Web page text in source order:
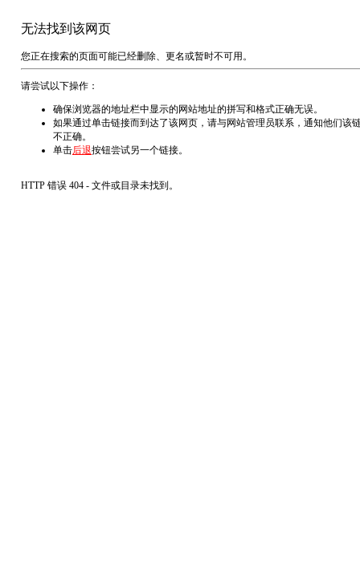
无法找到该网页
您正在搜索的页面可能已经删除、更名或暂时不可用。
请尝试以下操作：
确保浏览器的地址栏中显示的网站地址的拼写和格式正确无误。
如果通过单击链接而到达了该网页，请与网站管理员联系，通知他们该
不正确。
单击后退按钮尝试另一个链接。
HTTP 错误 404 - 文件或目录未找到。